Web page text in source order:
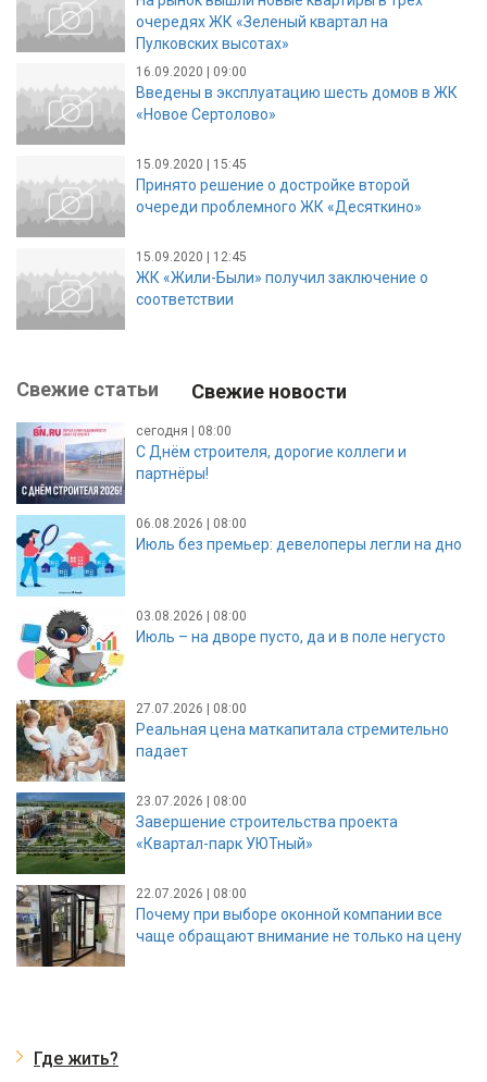
очередях ЖК «Зеленый квартал на
Пулковских высотах»
16.09.2020 | 09:00
Введены в эксплуатацию шесть домов в ЖК
«Новое Сертолово»
15.09.2020 | 15:45
Принято решение о достройке второй
очереди проблемного ЖК «Десяткино»
15.09.2020 | 12:45
ЖК «Жили-Были» получил заключение о
соответствии
Свежие статьи Свежие новости
сегодня | 08:00
С Днём строителя, дорогие коллеги и
партнёры!
06.08.2026 | 08:00
Июль без премьер: девелоперы легли на дно
03.08.2026 | 08:00
Июль – на дворе пусто, да и в поле негусто
27.07.2026 | 08:00
Реальная цена маткапитала стремительно
падает
23.07.2026 | 08:00
Завершение строительства проекта
«Квартал-парк УЮТный»
22.07.2026 | 08:00
Почему при выборе оконной компании все
чаще обращают внимание не только на цену
Где жить?